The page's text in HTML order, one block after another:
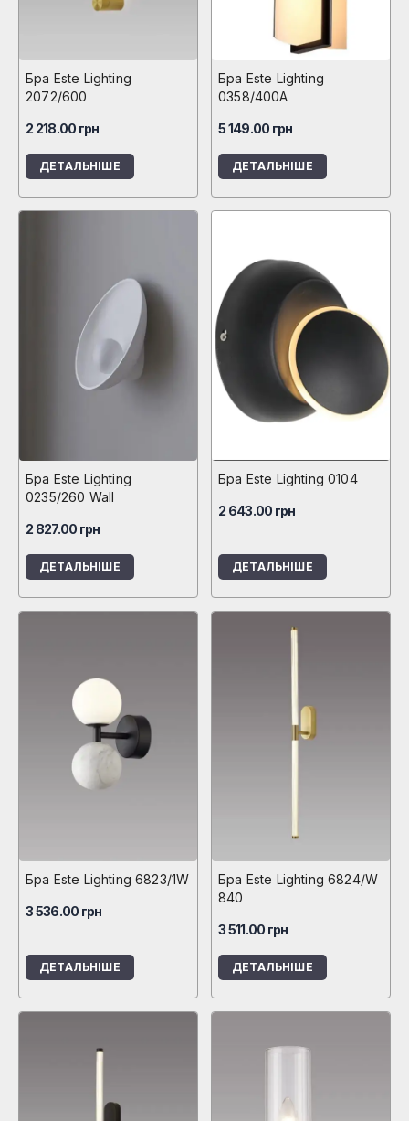
Бра Este Lighting
2072/600
2 218.00 грн
ДЕТАЛЬНІШЕ
Бра Este Lighting
0358/400A
5 149.00 грн
ДЕТАЛЬНІШЕ
Бра Este Lighting
0235/260 Wall
2 827.00 грн
ДЕТАЛЬНІШЕ
Бра Este Lighting 0104
2 643.00 грн
ДЕТАЛЬНІШЕ
Бра Este Lighting 6823/1W
3 536.00 грн
ДЕТАЛЬНІШЕ
Бра Este Lighting 6824/W
840
3 511.00 грн
ДЕТАЛЬНІШЕ